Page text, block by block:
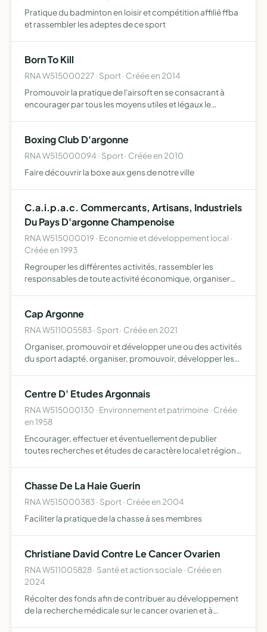
Pratique du badminton en loisir et compétition affilié ffba
et rassembler les adeptes de ce sport
Born To Kill
RNA W515000227 · Sport · Créée en 2014
Promouvoir la pratique de l'airsoft en se consacrant à
encourager par tous les moyens utiles et légaux le
Boxing Club D'argonne
RNA W515000094 · Sport · Créée en 2010
Faire découvrir la boxe aux gens de notre ville
C.a.i.p.a.c. Commercants, Artisans, Industriels
Du Pays D'argonne Champenoise
RNA W515000019 · Economie et développement local ·
Créée en 1993
Regrouper les différentes activités, rassembler les
responsables de toute activité économique, organiser
Cap Argonne
RNA W511005583 · Sport · Créée en 2021
Organiser, promouvoir et développer une ou des activités
du sport adapté, organiser, promouvoir, développer les
Centre D' Etudes Argonnais
RNA W515000130 · Environnement et patrimoine · Créée
en 1958
Encourager, effectuer et éventuellement de publier
toutes recherches et études de caractère local et régional
Chasse De La Haie Guerin
RNA W515000383 · Sport · Créée en 2004
Faciliter la pratique de la chasse à ses membres
Christiane David Contre Le Cancer Ovarien
RNA W511005828 · Santé et action sociale · Créée en
2024
Récolter des fonds afin de contribuer au développement
de la recherche médicale sur le cancer ovarien et à